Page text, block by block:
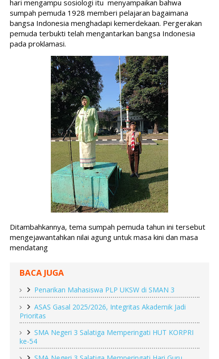
sumpah pemuda 1928 memberi pelajaran bagaimana
bangsa Indonesia menghadapi kemerdekaan. Pergerakan
pemuda terbukti telah mengantarkan bangsa Indonesia
pada proklamasi.
Ditambahkannya, tema sumpah pemuda tahun ini tersebut
mengejawantahkan nilai agung untuk masa kini dan masa
mendatang
BACA JUGA
Penarikan Mahasiswa PLP UKSW di SMAN 3
ASAS Gasal 2025/2026, Integritas Akademik Jadi
Prioritas
SMA Negeri 3 Salatiga Memperingati HUT KORPRI
ke-54